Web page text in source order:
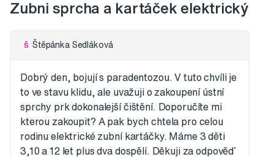
Zubni sprcha a kartáček elektrický
Š Štěpánka Sedláková
Dobrý den, bojují s paradentozou. V tuto chvíli je
to ve stavu klidu, ale uvažuji o zakoupení ústní
sprchy prk dokonalejší čištění. Doporučíte mi
kterou zakoupit? A pak bych chtela pro celou
rodinu elektrické zubní kartáčky. Máme 3 děti
3,10 a 12 let plus dva dospělí. Děkuji za odpověď